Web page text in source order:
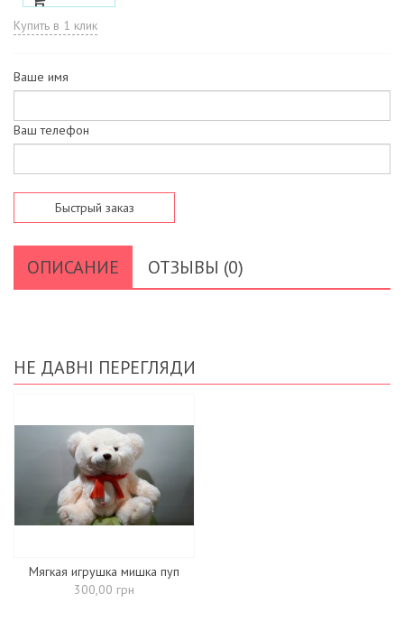
Купить в 1 клик
Ваше имя
Ваш телефон
ОПИСАНИЕ ОТЗЫВЫ (0)
НЕ ДАВНІ ПЕРЕГЛЯДИ
Мягкая игрушка мишка пуп
300,00 грн